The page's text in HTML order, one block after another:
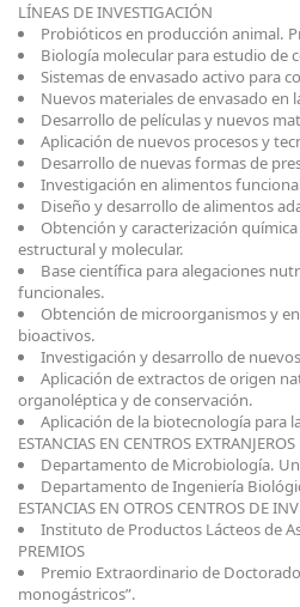
LÍNEAS DE INVESTIGACIÓN
Probióticos en producción animal.
Biología molecular para estudio de
Sistemas de envasado activo para
Nuevos materiales de envasado en
Desarrollo de películas y nuevos
Aplicación de nuevos procesos y
Desarrollo de nuevas formas de
Investigación en alimentos
Diseño y desarrollo de alimentos
Obtención y caracterización
estructural y molecular.
­Base científica para alegaciones
funcionales.
­Obtención de microorganismos y
bioactivos.
­Investigación y desarrollo de
­Aplicación de extractos de origen
organoléptica y de conservación.
­Aplicación de la biotecnología para
ESTANCIAS EN CENTROS EXTRANJEROS
Departamento de Microbiología.
Departamento de Ingeniería
ESTANCIAS EN OTROS CENTROS DE
Instituto de Productos Lácteos de
PREMIOS
Premio Extraordinario de
monogástricos”.